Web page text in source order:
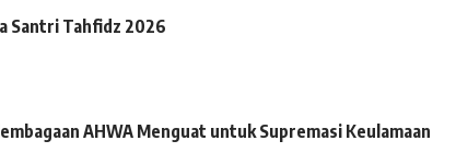
Santri Tahfidz 2026
AHWA Menguat untuk Supremasi Keulamaan